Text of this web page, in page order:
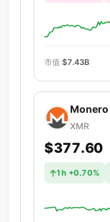
市值 $7.43B
Monero
XMR
$377.60
1h +0.70%